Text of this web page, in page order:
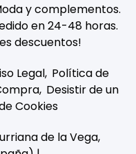
y complementos.
en 24-48 horas.
descuentos!
Legal Política de
Desistir de un
Cookies
de la Vega,